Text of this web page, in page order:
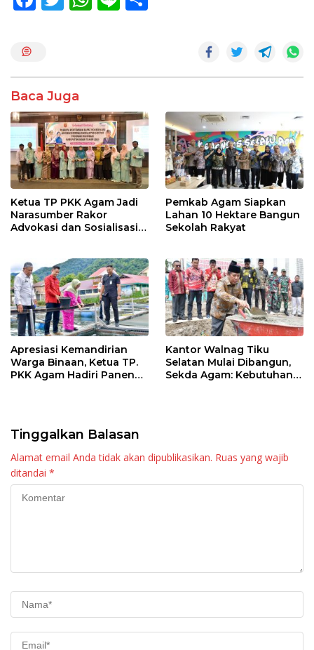
o
o
k
p
p
Baca Juga
Ketua TP PKK Agam Jadi
Narasumber Rakor
Advokasi dan Sosialisasi
Pemkab Agam Siapkan
Lahan 10 Hektare Bangun
Sekolah Rakyat
Apresiasi Kemandirian
Warga Binaan, Ketua TP.
PKK Agam Hadiri Panen
Kantor Walnag Tiku
Selatan Mulai Dibangun,
Sekda Agam: Kebutuhan
Tinggalkan Balasan
Alamat email Anda tidak akan dipublikasikan. Ruas yang wajib
ditandai *